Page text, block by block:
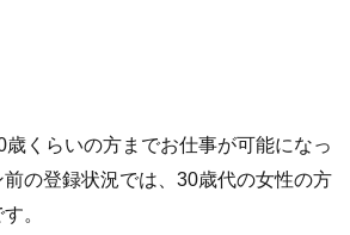
歳くらいの方までお仕事が可能になっ
の登録状況では、30歳代の女性の方
。